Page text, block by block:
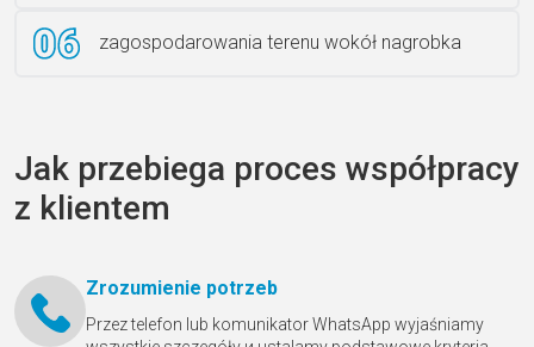
zagospodarowania terenu wokół nagrobka
Jak przebiega proces współpracy
z klientem
Zrozumienie potrzeb
Przez telefon lub komunikator WhatsApp wyjaśniamy